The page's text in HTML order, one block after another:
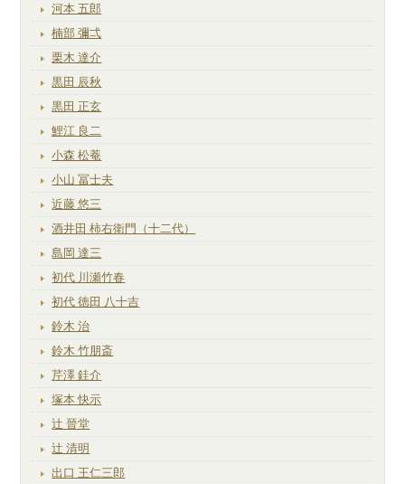
河本 五郎
楠部 彌弌
栗木 達介
黒田 辰秋
黒田 正玄
鯉江 良二
小森 松菴
小山 冨士夫
近藤 悠三
酒井田 柿右衛門（十二代）
島岡 達三
初代 川瀬竹春
初代 徳田 八十吉
鈴木 治
鈴木 竹朋斎
芹澤 銈介
塚本 快示
辻 晉堂
辻 清明
出口 王仁三郎